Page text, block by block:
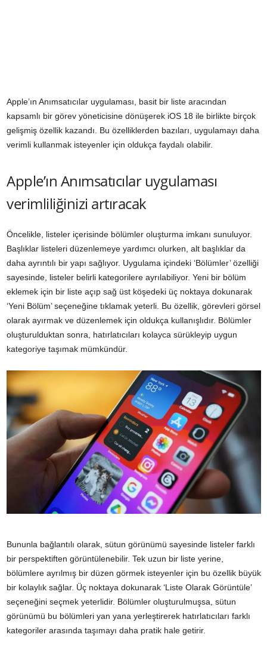
Apple’ın Anımsatıcılar uygulaması, basit bir liste aracından
kapsamlı bir görev yöneticisine dönüşerek iOS 18 ile birlikte birçok
gelişmiş özellik kazandı. Bu özelliklerden bazıları, uygulamayı daha
verimli kullanmak isteyenler için oldukça faydalı olabilir.
Apple’ın Anımsatıcılar uygulaması
verimliliğinizi artıracak
Öncelikle, listeler içerisinde bölümler oluşturma imkanı sunuluyor.
Başlıklar listeleri düzenlemeye yardımcı olurken, alt başlıklar da
daha ayrıntılı bir yapı sağlıyor. Uygulama içindeki ‘Bölümler’ özelliği
sayesinde, listeler belirli kategorilere ayrılabiliyor. Yeni bir bölüm
eklemek için bir liste açıp sağ üst köşedeki üç noktaya dokunarak
‘Yeni Bölüm’ seçeneğine tıklamak yeterli. Bu özellik, görevleri görsel
olarak ayırmak ve düzenlemek için oldukça kullanışlıdır. Bölümler
oluşturulduktan sonra, hatırlatıcıları kolayca sürükleyip uygun
kategoriye taşımak mümkündür.
Bununla bağlantılı olarak, sütun görünümü sayesinde listeler farklı
bir perspektiften görüntülenebilir. Tek uzun bir liste yerine,
bölümlere ayrılmış bir düzen görmek isteyenler için bu özellik büyük
bir kolaylık sağlar. Üç noktaya dokunarak ‘Liste Olarak Görüntüle’
seçeneğini seçmek yeterlidir. Bölümler oluşturulmuşsa, sütun
görünümü bu bölümleri yan yana yerleştirerek hatırlatıcıları farklı
kategoriler arasında taşımayı daha pratik hale getirir.